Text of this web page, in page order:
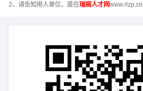
2、请告知用人单位，是在瑞丽人才网www.rlzp.cn